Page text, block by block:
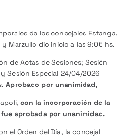
de los concejales Estanga,
y Marzullo dio inicio a las 9:06 hs.
de Actas de Sesiones; Sesión
Sesión Especial 24/04/2026
Aprobado por unanimidad,
con la incorporación de la
aprobada por unanimidad.
el Orden del Día, la concejal